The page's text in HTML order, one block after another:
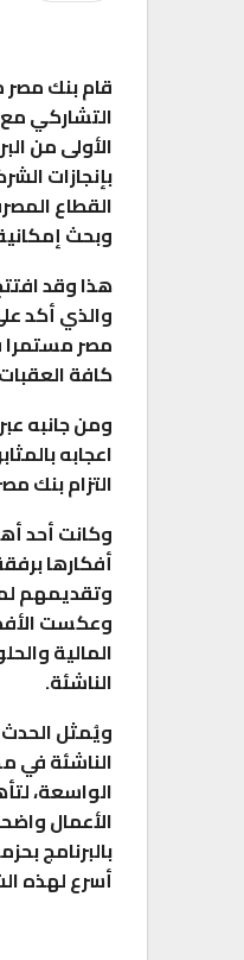
قام بنك مصر
الأولى من
بإنجازات
القطاع
وبحث
هذا وقد
والذي أكد
مصر مستمرا
كافة
ومن جانبه
اعجابه
التزام بنك
وكانت أحد
أفكارها
وتقديمهم
وعكست
المالية
الناشئة.
ويُمثل
الناشئة في
الواسعة،
الأعمال
بالبرنامج
أسرع لهذه